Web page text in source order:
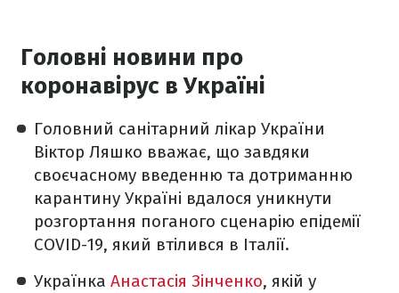
Головні новини про
коронавірус в Україні
Головний санітарний лікар України
Віктор Ляшко вважає, що завдяки
своєчасному введенню та дотриманню
карантину Україні вдалося уникнути
розгортання поганого сценарію епідемії
COVID-19, який втілився в Італії.
Українка Анастасія Зінченко, якій у